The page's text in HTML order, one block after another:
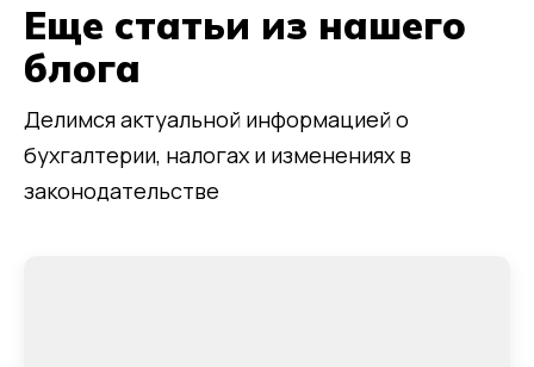
Еще статьи из нашего
блога
Делимся актуальной информацией о
бухгалтерии, налогах и изменениях в
законодательстве